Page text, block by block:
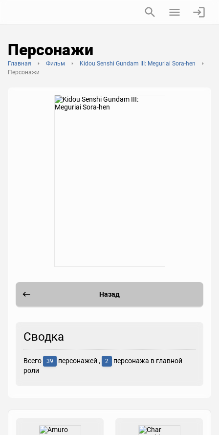
Персонажи
Главная Фильм
Kidou Senshi Gundam III: Meguriai Sora-hen
Персонажи
Назад
Сводка
Всего 39 персонажей , 2
персонажа в главной
роли